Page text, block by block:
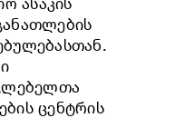
ცენტრის